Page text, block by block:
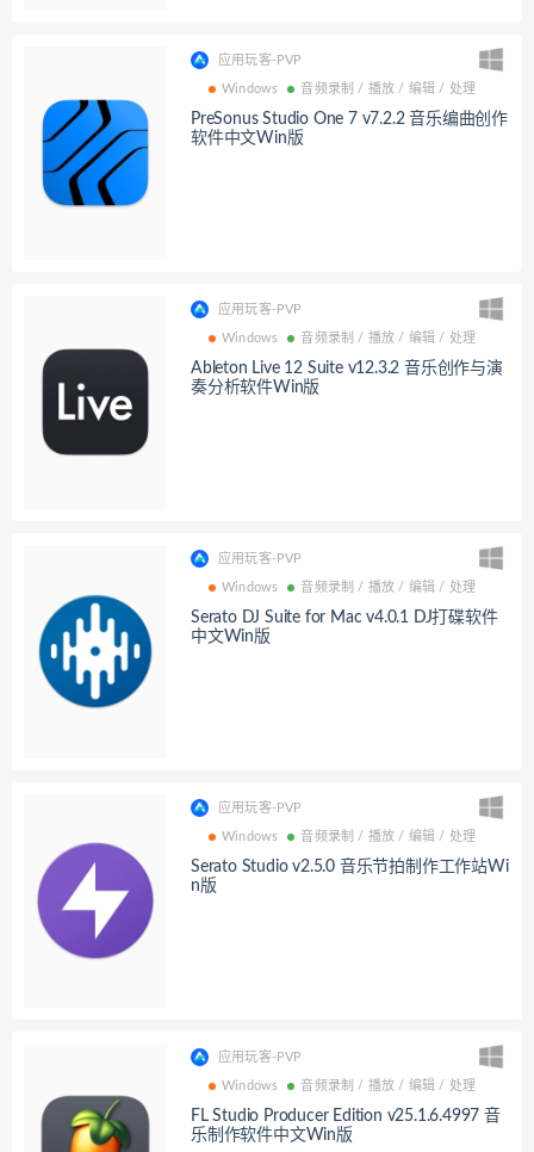
应用玩客-PVP
Windows 音频录制 / 播放 / 编辑 / 处理
PreSonus Studio One 7 v7.2.2 音乐编曲创作
软件中文Win版
应用玩客-PVP
Windows 音频录制 / 播放 / 编辑 / 处理
Ableton Live 12 Suite v12.3.2 音乐创作与演
奏分析软件Win版
应用玩客-PVP
Windows 音频录制 / 播放 / 编辑 / 处理
Serato DJ Suite for Mac v4.0.1 DJ打碟软件
中文Win版
应用玩客-PVP
Windows 音频录制 / 播放 / 编辑 / 处理
Serato Studio v2.5.0 音乐节拍制作工作站Wi
n版
应用玩客-PVP
Windows 音频录制 / 播放 / 编辑 / 处理
FL Studio Producer Edition v25.1.6.4997 音
乐制作软件中文Win版